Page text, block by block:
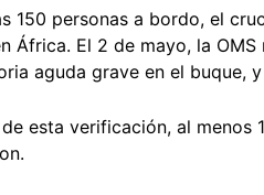
150 personas a bordo, el
África. El 2 de mayo, la
aguda grave en el buque,
esta verificación, al menos